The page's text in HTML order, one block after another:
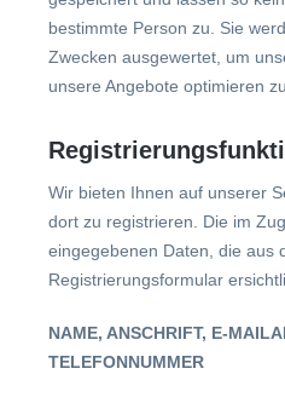
bestimmte Person zu. Sie
Zwecken ausgewertet, um
unsere Angebote optimieren
Wir bieten Ihnen auf unserer
dort zu registrieren. Die im
eingegebenen Daten, die aus
Registrierungsformular
NAME, ANSCHRIFT, E-
TELEFONNUMMER